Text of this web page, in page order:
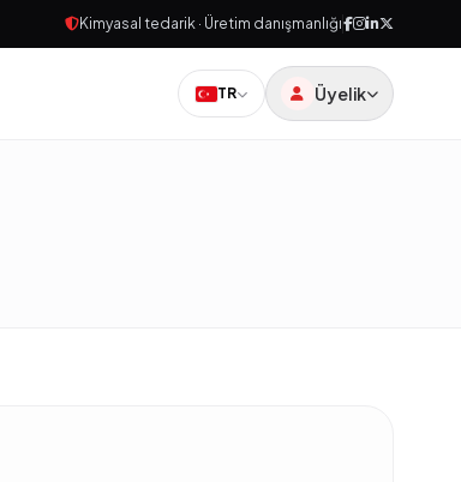
Kimyasal tedarik · Üretim danışmanlığı
TR Üyelik